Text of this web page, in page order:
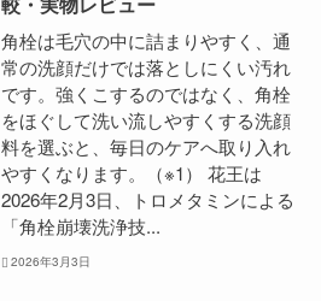
角栓は毛穴の中に詰まりやすく、通
常の洗顔だけでは落としにくい汚れ
です。強くこするのではなく、角栓
をほぐして洗い流しやすくする洗顔
料を選ぶと、毎日のケアへ取り入れ
やすくなります。（※1） 花王は
2026年2月3日、トロメタミンによる
「角栓崩壊洗浄技...
2026年3月3日